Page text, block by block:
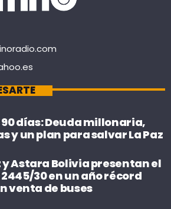
días: Deuda millonaria,
y un plan para salvar La Paz
Astara Bolivia presentan el
2445/30 en un año récord
venta de buses